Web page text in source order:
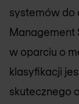
systemów do
Management
w oparciu o
klasyfikacji
skutecznego